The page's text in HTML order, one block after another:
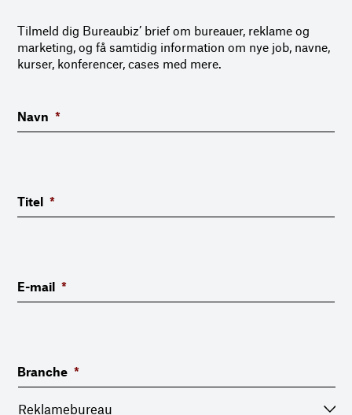
Tilmeld dig Bureaubiz’ brief om bureauer, reklame og
marketing, og få samtidig information om nye job, navne,
kurser, konferencer, cases med mere.
Navn *
Titel *
E-mail *
Branche *